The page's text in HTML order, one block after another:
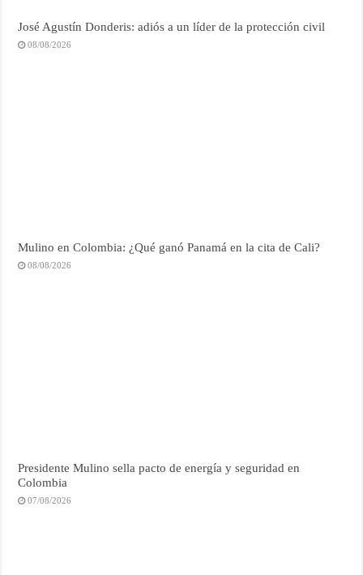
José Agustín Donderis: adiós a un líder de la protección civil
08/08/2026
Mulino en Colombia: ¿Qué ganó Panamá en la cita de Cali?
08/08/2026
Presidente Mulino sella pacto de energía y seguridad en
Colombia
07/08/2026